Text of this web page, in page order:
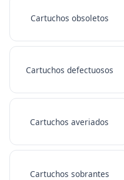
Cartuchos obsoletos
Cartuchos defectuosos
Cartuchos averiados
Cartuchos sobrantes